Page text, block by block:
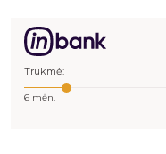
Trukmė:
6 mėn.